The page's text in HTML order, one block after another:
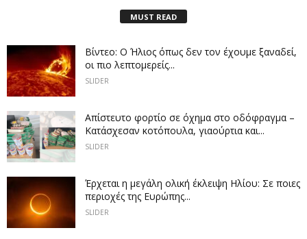
MUST READ
Βίντεο: Ο Ήλιος όπως δεν τον έχουμε ξαναδεί,
οι πιο λεπτομερείς...
SLIDER
Απίστευτο φορτίο σε όχημα στο οδόφραγμα –
Κατάσχεσαν κοτόπουλα, γιαούρτια και...
SLIDER
Έρχεται η μεγάλη ολική έκλειψη Ηλίου: Σε ποιες
περιοχές της Ευρώπης...
SLIDER